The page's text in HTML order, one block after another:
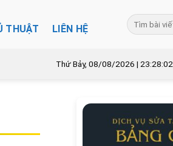
THUẬT LIÊN HỆ
Thứ Bảy, 08/08/2026 | 23:28:03